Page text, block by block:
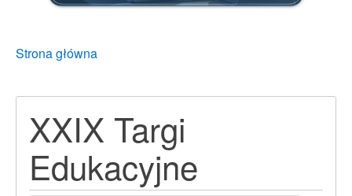
Breadcrumbs
You
Strona główna
XXIX Targi
Edukacyjne